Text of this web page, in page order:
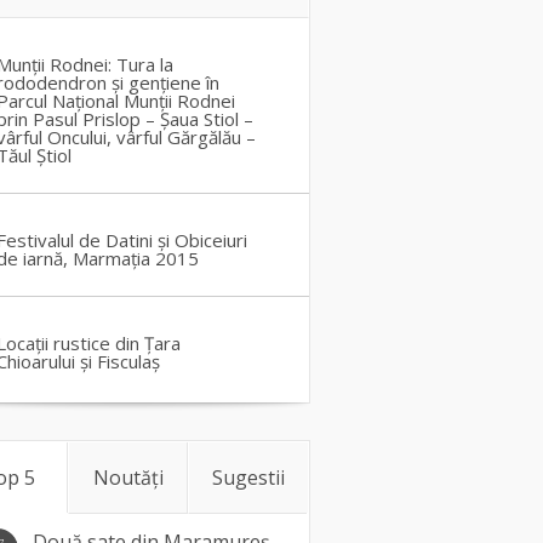
Rodnei: Tura la
și gențiene în
Național Munții Rodnei
Pasul Prislop – Șaua Stiol –
Oncului, vârful Gărgălău –
Știol
de Datini și Obiceiuri
iarnă, Marmația 2015
rustice din Țara
și Fisculaș
5 Noutăți Sugestii